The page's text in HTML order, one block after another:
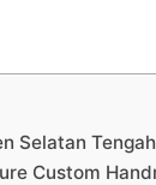
Selatan Tengah
Custom